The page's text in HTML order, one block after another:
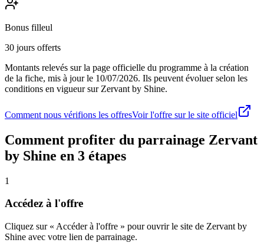
Bonus filleul
30 jours offerts
Montants relevés sur la page officielle du programme à la création
de la fiche, mis à jour le 10/07/2026. Ils peuvent évoluer selon les
conditions en vigueur sur Zervant by Shine.
Comment nous vérifions les offresVoir l'offre sur le site officiel
Comment profiter du parrainage Zervant
by Shine en 3 étapes
1
Accédez à l'offre
Cliquez sur « Accéder à l'offre » pour ouvrir le site de Zervant by
Shine avec votre lien de parrainage.